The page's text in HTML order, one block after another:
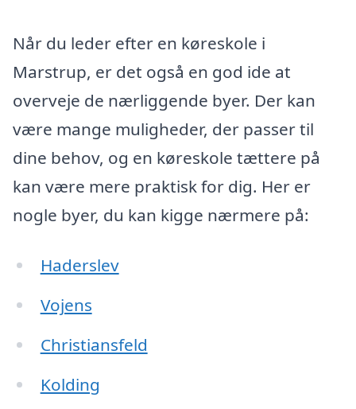
Når du leder efter en køreskole i
Marstrup, er det også en god ide at
overveje de nærliggende byer. Der kan
være mange muligheder, der passer til
dine behov, og en køreskole tættere på
kan være mere praktisk for dig. Her er
nogle byer, du kan kigge nærmere på:
Haderslev
Vojens
Christiansfeld
Kolding